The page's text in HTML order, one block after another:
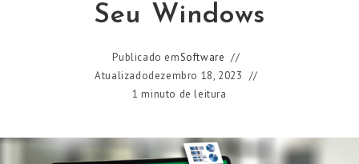
Seu Windows
Publicado emSoftware
Atualizadodezembro 18, 2023
1 minuto de leitura